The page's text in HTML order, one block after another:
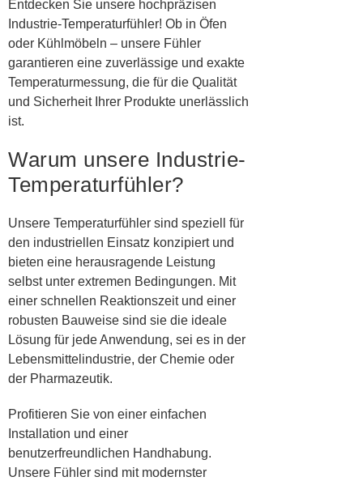
Entdecken Sie unsere hochpräzisen
Industrie-Temperaturfühler! Ob in Öfen
oder Kühlmöbeln – unsere Fühler
garantieren eine zuverlässige und exakte
Temperaturmessung, die für die Qualität
und Sicherheit Ihrer Produkte unerlässlich
ist.
Warum unsere Industrie-
Temperaturfühler?
Unsere Temperaturfühler sind speziell für
den industriellen Einsatz konzipiert und
bieten eine herausragende Leistung
selbst unter extremen Bedingungen. Mit
einer schnellen Reaktionszeit und einer
robusten Bauweise sind sie die ideale
Lösung für jede Anwendung, sei es in der
Lebensmittelindustrie, der Chemie oder
der Pharmazeutik.
Profitieren Sie von einer einfachen
Installation und einer
benutzerfreundlichen Handhabung.
Unsere Fühler sind mit modernster